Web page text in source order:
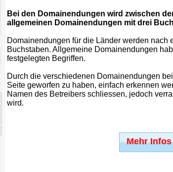
Bei den Domainendungen wird zwischen
allgemeinen Domainendungen mit drei
Domainendungen für die Länder werden nach
Buchstaben. Allgemeine Domainendungen
festgelegten Begriffen.
Durch die verschiedenen Domainendungen
Seite geworfen zu haben, einfach erkennen
Namen des Betreibers schliessen, jedoch
wird.
Mehr